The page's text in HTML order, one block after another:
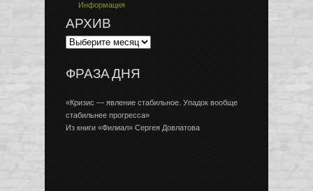
Информация
АРХИВ
ФРАЗА ДНЯ
«Кризис — явление стабильное. Упадок вообще
стабильнее прогресса»
Из книги «Филиал» Сергея Довлатова